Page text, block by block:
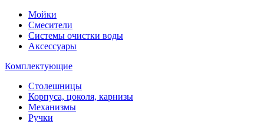
Мойки
Смесители
Системы очистки воды
Аксессуары
Комплектующие
Столешницы
Корпуса, цоколя, карнизы
Механизмы
Ручки